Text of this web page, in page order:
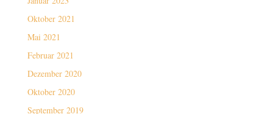
Oktober 2021
Mai 2021
Februar 2021
Dezember 2020
Oktober 2020
September 2019